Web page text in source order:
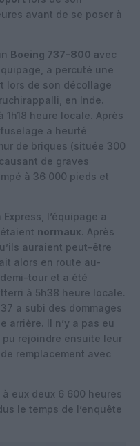
avant de se poser à
Boeing 737-800 avec
a percuté une
lors de son décollage
en Inde.
1h18 heure locale. Après
a heurté
de briques (située 300
de graves
à 36 000 pieds et
l’équipage a
étaient normaux. Après
auraient peut-être
alors en route au-
tour et a été
à 5h38 heure locale.
a subi des dommages
arrière. Il n’y a pas eu
rejoindre ensuite leur
remplacement avec
eux deux 6 600 heures
le temps de l’enquête